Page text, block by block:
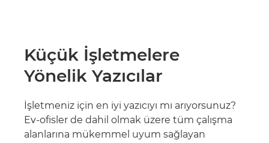
Küçük İşletmelere
Yönelik Yazıcılar
İşletmeniz için en iyi yazıcıyı mı arıyorsunuz?
Ev-ofisler de dahil olmak üzere tüm çalışma
alanlarına mükemmel uyum sağlayan